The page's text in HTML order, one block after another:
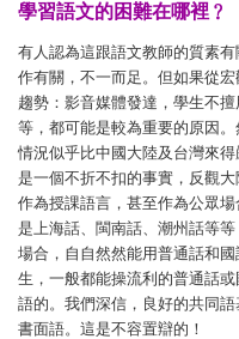
學習語文的困難在哪裡﹖
有人認為這跟語文教師的質素
作有關，不一而足。但如果從
趨勢：影音媒體發達，學生不
等，都可能是較為重要的原因
情況似乎比中國大陸及台灣來
是一個不折不扣的事實，反觀
作為授課語言，甚至作為公眾
是上海話、閩南話、潮州話等
場合，自自然然能用普通話和
生，一般都能操流利的普通話
語的。我們深信，良好的共同
書面語。這是不容置辯的！